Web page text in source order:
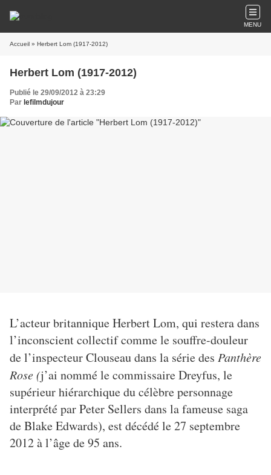
MENU
Accueil » Herbert Lom (1917-2012)
Herbert Lom (1917-2012)
Publié le 29/09/2012 à 23:29
Par lefilmdujour
L’acteur britannique Herbert Lom, qui restera dans
l’inconscient collectif comme le souffre-douleur
de l’inspecteur Clouseau dans la série des Panthère
Rose (j’ai nommé le commissaire Dreyfus, le
supérieur hiérarchique du célèbre personnage
interprété par Peter Sellers dans la fameuse saga
de Blake Edwards), est décédé le 27 septembre
2012 à l’âge de 95 ans.